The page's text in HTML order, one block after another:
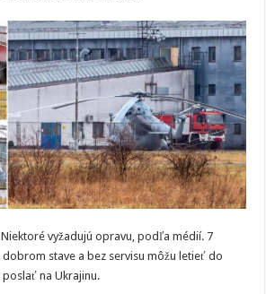
vyžadujú opravu, podľa médií. 7
stave a bez servisu môžu letieť do
na Ukrajinu.